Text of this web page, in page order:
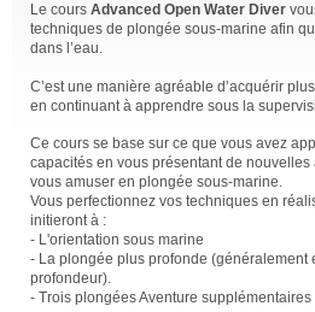
Le cours Advanced Open Water Diver
techniques de plongée sous-marine afin
dans l’eau.
C’est une manière agréable d’acquérir
en continuant à apprendre sous la
Ce cours se base sur ce que vous avez
capacités en vous présentant de
vous amuser en plongée sous-marine.
Vous perfectionnez vos techniques en
initieront à :
- L'orientation sous marine
- La plongée plus profonde (généralement
profondeur).
- Trois plongées Aventure